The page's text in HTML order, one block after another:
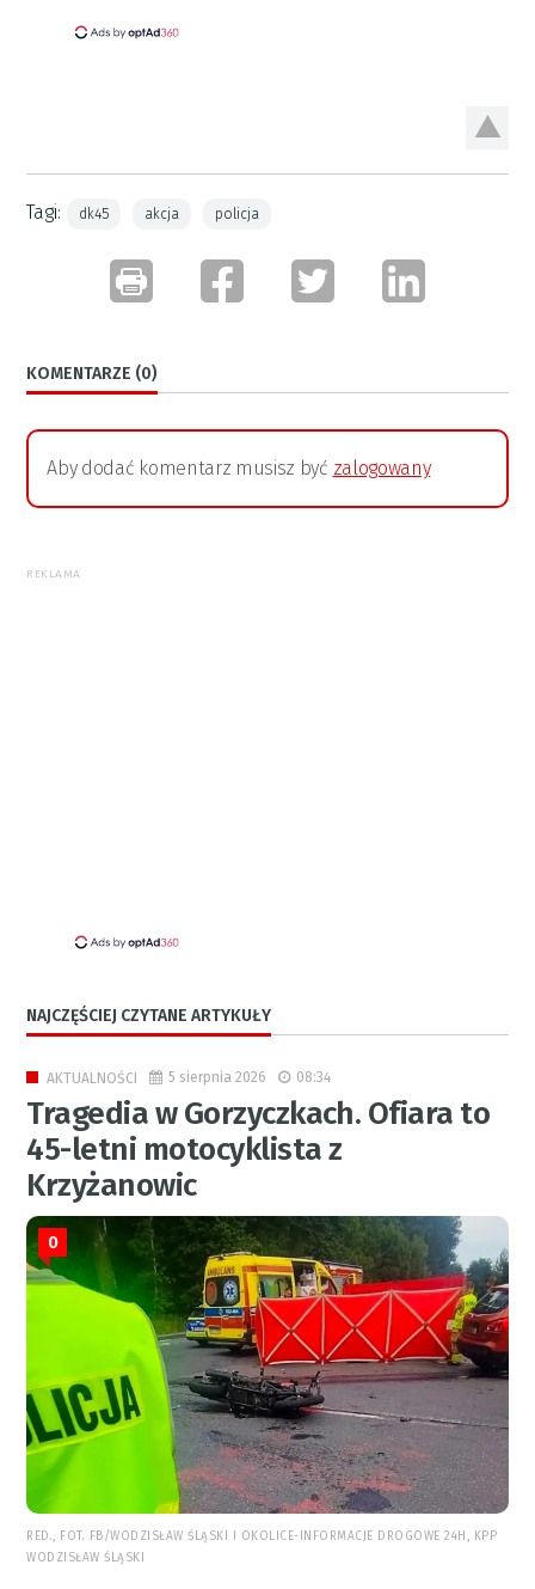
Tagi: dk45 akcja policja
KOMENTARZE (0)
Aby dodać komentarz musisz być zalogowany
REKLAMA
NAJCZĘŚCIEJ CZYTANE ARTYKUŁY
AKTUALNOŚCI 5 sierpnia 2026 08:34
Tragedia w Gorzyczkach. Ofiara to
45-letni motocyklista z
Krzyżanowic
0
RED., FOT. FB/WODZISŁAW ŚLĄSKI I OKOLICE-INFORMACJE DROGOWE 24H, KPP
WODZISŁAW ŚLĄSKI